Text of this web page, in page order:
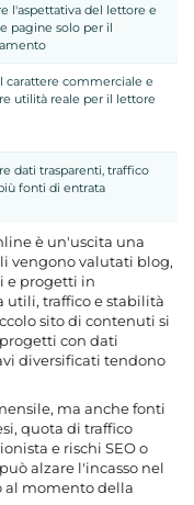
l'aspettativa del lettore e
pagine solo per il
carattere commerciale e
utilità reale per il lettore
dati trasparenti, traffico
fonti di entrata
è un'uscita una
vengono valutati blog,
e progetti in
utili, traffico e stabilità
sito di contenuti si
con dati
diversificati tendono
ma anche fonti
quota di traffico
e rischi SEO o
alzare l'incasso nel
al momento della